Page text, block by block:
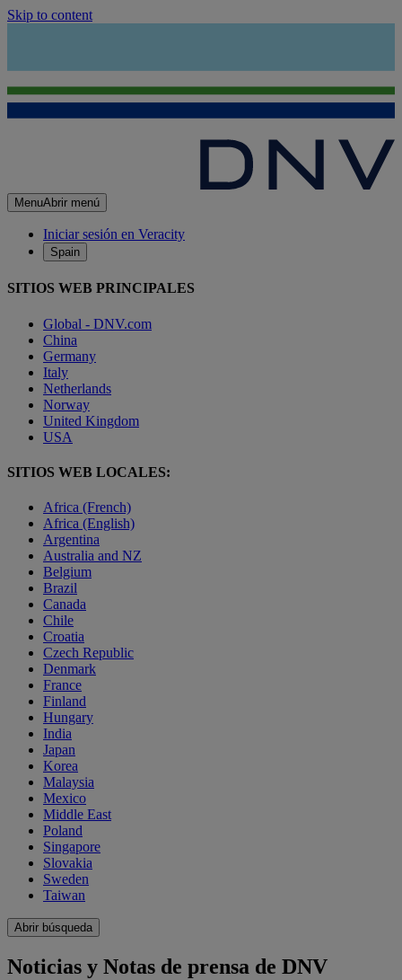
Skip to content
MenuAbrir menú
Iniciar sesión en Veracity
Spain
SITIOS WEB PRINCIPALES
Global - DNV.com
China
Germany
Italy
Netherlands
Norway
United Kingdom
USA
SITIOS WEB LOCALES:
Africa (French)
Africa (English)
Argentina
Australia and NZ
Belgium
Brazil
Canada
Chile
Croatia
Czech Republic
Denmark
France
Finland
Hungary
India
Japan
Korea
Malaysia
Mexico
Middle East
Poland
Singapore
Slovakia
Sweden
Taiwan
Abrir búsqueda
Noticias y Notas de prensa de DNV